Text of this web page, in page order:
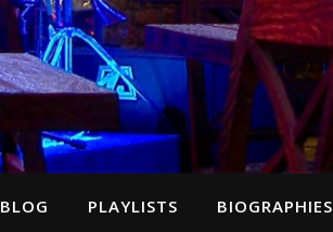
BLOG PLAYLISTS BIOGRAPHIES